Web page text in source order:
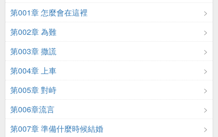
第001章 怎麼會在這裡
第002章 為難
第003章 撒謊
第004章 上車
第005章 對峙
第006章流言
第007章 準備什麼時候結婚